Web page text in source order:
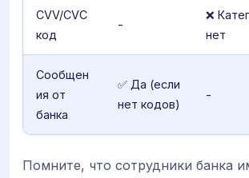
CVV/CVC
код
-
❌
нет
Сообщен
ия от
банка
✅ Да (если
нет кодов)
-
Помните, что сотрудники банка